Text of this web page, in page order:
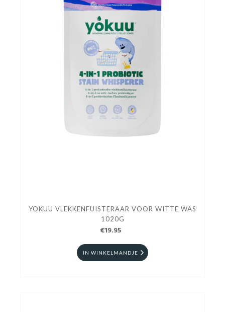
YOKUU VLEKKENFUISTERAAR VOOR WITTE WAS
1020G
€19.95
IN WINKELMANDJE